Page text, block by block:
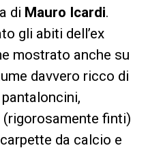
di Mauro Icardi.
gli abiti dell’ex
mostrato anche su
davvero ricco di
finti)
da calcio e